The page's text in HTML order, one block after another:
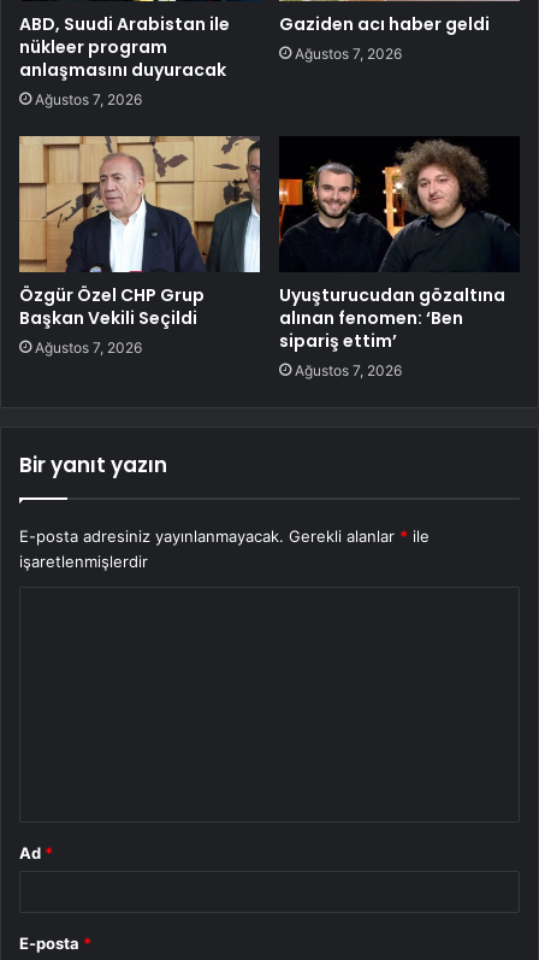
ABD, Suudi Arabistan ile
nükleer program
anlaşmasını duyuracak
Ağustos 7, 2026
Gaziden acı haber geldi
Ağustos 7, 2026
Özgür Özel CHP Grup
Başkan Vekili Seçildi
Ağustos 7, 2026
Uyuşturucudan gözaltına
alınan fenomen: ‘Ben
sipariş ettim’
Ağustos 7, 2026
Bir yanıt yazın
E-posta adresiniz yayınlanmayacak. Gerekli alanlar * ile
işaretlenmişlerdir
Ad *
E-posta *